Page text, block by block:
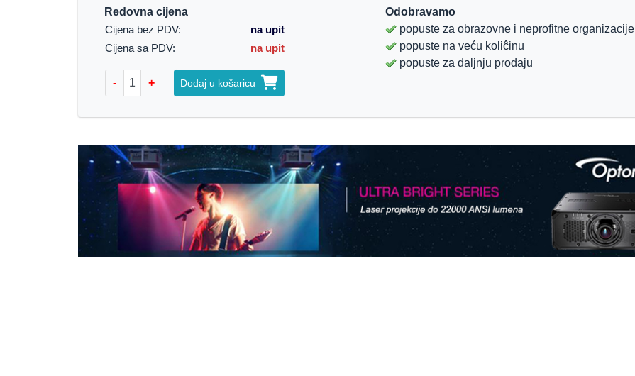
Redovna cijena
Cijena bez PDV:
na upit
Cijena sa PDV:
na upit
- + Dodaj u košaricu
Odobravamo
popuste za obrazovne i neprofitne organizacije
popuste na veću koliĉinu
popuste za daljnju prodaju